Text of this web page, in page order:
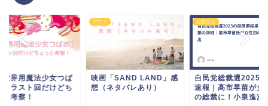
アニメ お役立ち
自民党総裁選2025結果
速報｜高市早苗が女性初
マンガ
【対世界用魔法
め】イラスト回
ょっと考察！